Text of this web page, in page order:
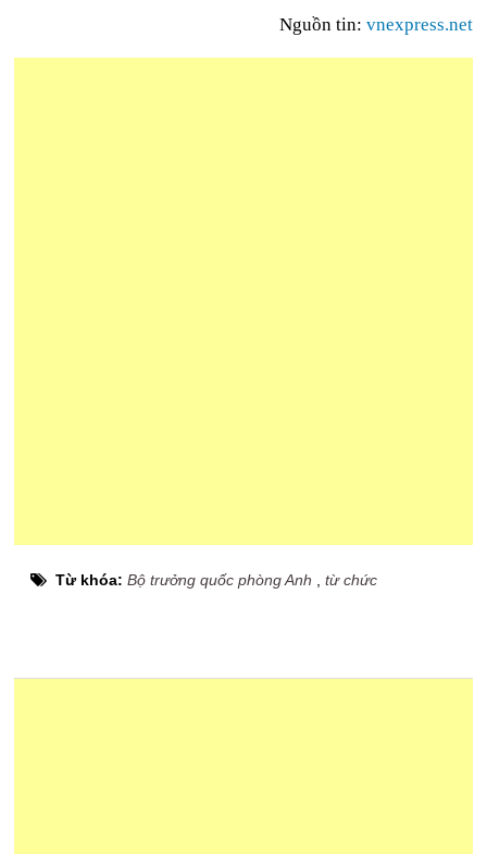
Nguồn tin: vnexpress.net
Từ khóa:Bộ trưởng quốc phòng Anh ,từ chức